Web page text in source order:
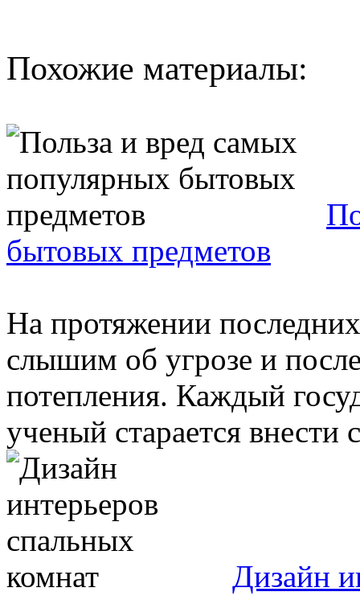
Похожие материалы:
бытовых предметов
На протяжении
слышим об угрозе и
потепления. Каждый
ученый старается внести
Дизайн